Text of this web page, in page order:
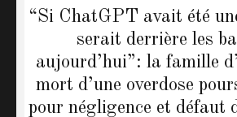
Next
“Si ChatGPT avait été
serait derrière les
aujourd’hui”: la famille
mort d’une overdose
pour négligence et défaut